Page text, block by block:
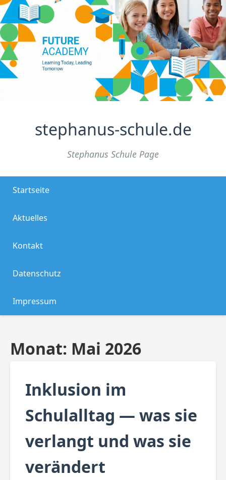
stephanus-schule.de
Stephanus Schule Page
Startseite
Aktuelles
Kontakt
Datenschutz
Impressum
Monat: Mai 2026
Inklusion im
Schulalltag — was sie
verlangt und was sie
verändert